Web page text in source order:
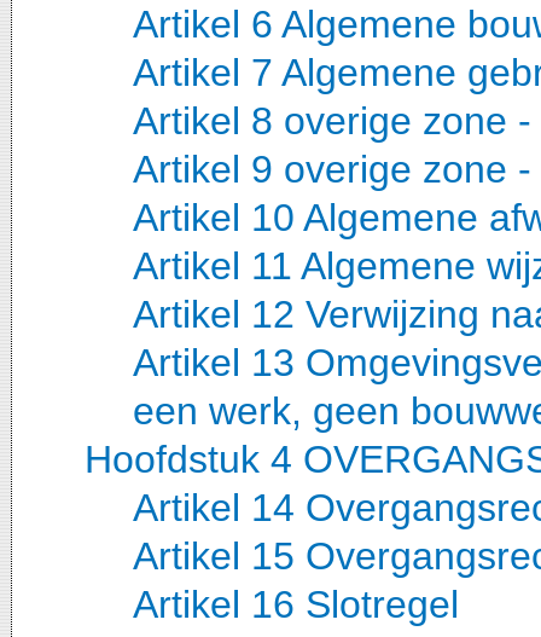
Artikel 6 Algemene
Artikel 7 Algemene
Artikel 8 overige zone
Artikel 9 overige zone
Artikel 10 Algemene
Artikel 11 Algemene
Artikel 12 Verwijzing
Artikel 13
een werk, geen
Hoofdstuk 4
Artikel 14
Artikel 15
Artikel 16 Slotregel